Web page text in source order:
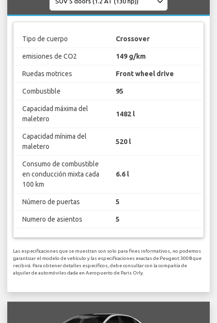
Tipo de cuerpo Crossover
emisiones de CO2 149 g/km
Ruedas motrices Front wheel drive
Combustible 95
Capacidad máxima del
maletero
1482 l
Capacidad mínima del
maletero
520 l
Consumo de combustible
en conducción mixta cada
100 km
6.6 l
Número de puertas 5
Numero de asientos 5
Las especificaciones que se muestran son solo para fines informativos, no podemos
garantizar el modelo de vehículo y las especificaciones exactas de Peugeot 3008 que
recibirá. Para obtener detalles específicos, debe consultar con la compañía de
alquiler de automóviles dada en Aeropuerto de Paris Orly.